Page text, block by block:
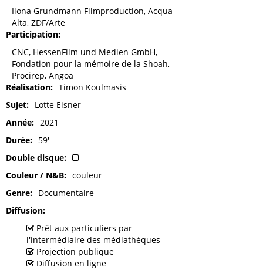
Ilona Grundmann Filmproduction, Acqua
Alta, ZDF/Arte
Participation
CNC, HessenFilm und Medien GmbH,
Fondation pour la mémoire de la Shoah,
Procirep, Angoa
Réalisation
Timon Koulmasis
Sujet
Lotte Eisner
Année
2021
Durée
59'
Double disque
Couleur / N&B
couleur
Genre
Documentaire
Diffusion
Prêt aux particuliers par
l'intermédiaire des médiathèques
Projection publique
Diffusion en ligne